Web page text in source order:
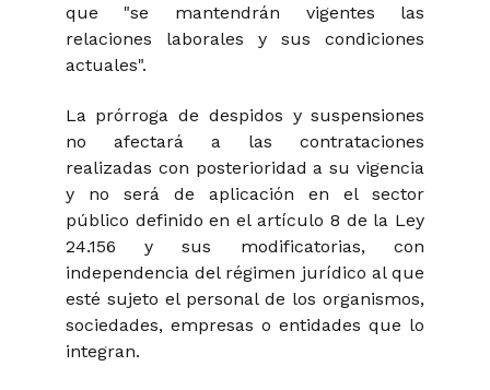
que "se mantendrán vigentes las
relaciones laborales y sus condiciones
actuales".
La prórroga de despidos y suspensiones
no afectará a las contrataciones
realizadas con posterioridad a su vigencia
y no será de aplicación en el sector
público definido en el artículo 8 de la Ley
24.156 y sus modificatorias, con
independencia del régimen jurídico al que
esté sujeto el personal de los organismos,
sociedades, empresas o entidades que lo
integran.